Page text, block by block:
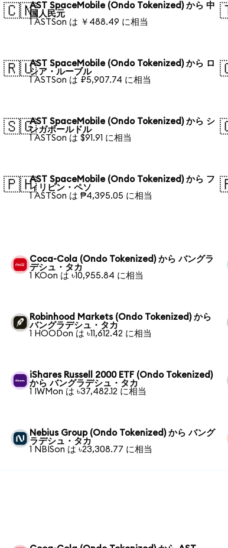
🇨🇳AST SpaceMobile (Ondo Tokenized) から 中
国人民元
1 ASTSon は ￥488.49 に相当
🇷🇺AST SpaceMobile (Ondo Tokenized) から ロ
シア・ルーブル
1 ASTSon は ₽5,907.74 に相当
🇸🇬AST SpaceMobile (Ondo Tokenized) から シ
ンガポールドル
1 ASTSon は $91.91 に相当
🇵🇭AST SpaceMobile (Ondo Tokenized) から フ
ィリピン・ペソ
1 ASTSon は ₱4,395.05 に相当
Coca-Cola (Ondo Tokenized) から バングラ
デシュ・タカ
1 KOon は ৳10,955.84 に相当
Robinhood Markets (Ondo Tokenized) から
バングラデシュ・タカ
1 HOODon は ৳11,612.42 に相当
iShares Russell 2000 ETF (Ondo Tokenized)
から バングラデシュ・タカ
1 IWMon は ৳37,482.12 に相当
Nebius Group (Ondo Tokenized) から バング
ラデシュ・タカ
1 NBISon は ৳23,308.77 に相当